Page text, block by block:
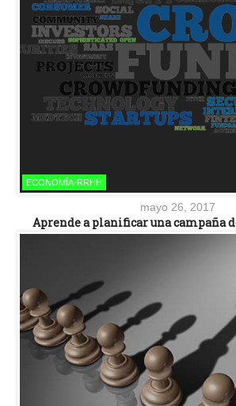
ECONOMÍA-RRHH
mayo 26, 2017
Aprende a planificar una campaña